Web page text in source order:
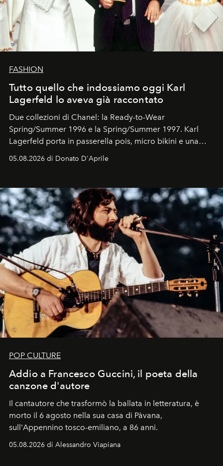
FASHION
Tutto quello che indossiamo oggi Karl
Lagerfeld lo aveva già raccontato
Due collezioni di Chanel: la Ready-to-Wear
Spring/Summer 1996 e la Spring/Summer 1997. Karl
Lagerfeld porta in passerella pois, micro bikini e una
logomania pensata per la spiaggia
Kate, Claudia e Carla una dietro l'altra. Trent'anni dopo,
uno dei documenti più contemporanei che abbiamo.
05.08.2026 di Donato D'Aprile
POP CULTURE
Addio a Francesco Guccini, il poeta della
canzone d'autore
Il cantautore che trasformò la ballata in letteratura, è
morto il 6 agosto nella sua casa di Pàvana,
sull'Appennino tosco-emiliano, a 86 anni.
05.08.2026 di Alessandro Viapiana